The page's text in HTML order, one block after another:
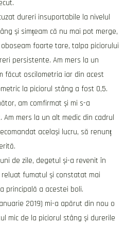
dureri insuportabile la nivelul
și simțeam că nu mai pot merge,
foarte tare, talpa piciorului
persistente. Am mers la un
făcut oscilometria iar din acest
la piciorul stâng a fost 0,5.
am comfirmat și mi s-a
mers la un alt medic din cadrul
același lucru, să renunț
de zile, degetul și-a revenit în
fumatul și constatat mai
principală a acestei boli.
2019) mi-a apărut din nou o
mic de la piciorul stâng și durerile